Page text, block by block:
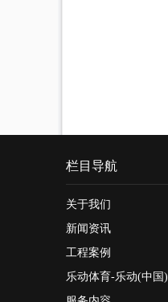
栏目导航
关于我们
新闻资讯
工程案例
乐动体育-乐动(中国)